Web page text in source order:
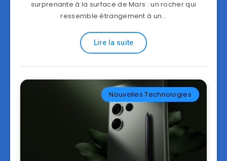
surprenante à la surface de Mars : un rocher qui
ressemble étrangement à un…
Lire la suite
Nouvelles Technologies